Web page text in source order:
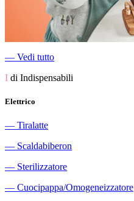
― Vedi tutto
I di Indispensabili
Elettrico
― Tiralatte
― Scaldabiberon
― Sterilizzatore
― Cuocipappa/Omogeneizzatore